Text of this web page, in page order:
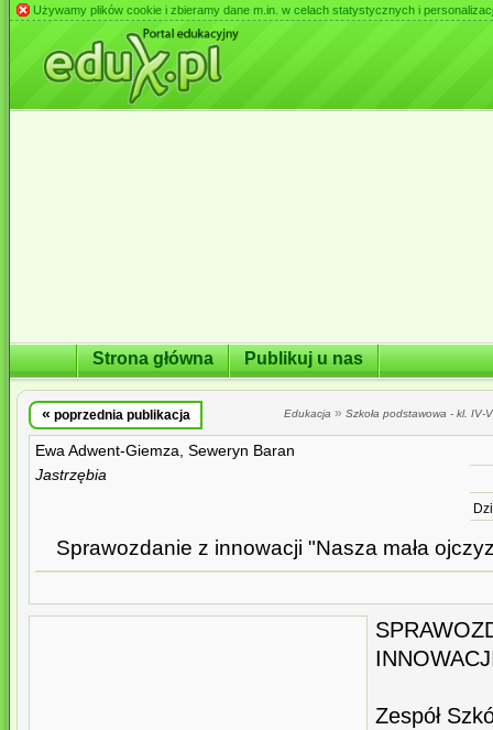
Używamy plików cookie i zbieramy dane m.in. w celach statystycznych i
Strona główna Publikuj u nas
« poprzednia publikacja Edukacja » Szkoła podstawowa - kl. IV-
Ewa Adwent-Giemza, Seweryn Baran
Jastrzębia
Sprawozdanie z innowacji "Nasza mała
Zespół